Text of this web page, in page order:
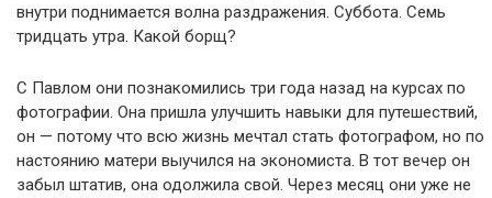
внутри поднимается волна раздражения. Суббота. Семь
тридцать утра. Какой борщ?
С Павлом они познакомились три года назад на курсах по
фотографии. Она пришла улучшить навыки для путешествий,
он — потому что всю жизнь мечтал стать фотографом, но по
настоянию матери выучился на экономиста. В тот вечер он
забыл штатив, она одолжила свой. Через месяц они уже не